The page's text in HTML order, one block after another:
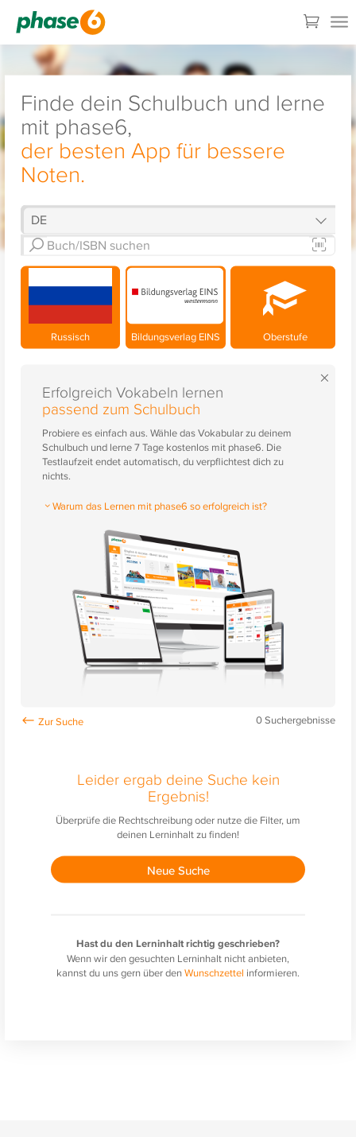
Finde dein Schulbuch und lerne
mit phase6,
der besten App für bessere
Noten.
Russisch Bildungsverlag EINS Oberstufe
×
Erfolgreich Vokabeln lernen
passend zum Schulbuch
Probiere es einfach aus. Wähle das Vokabular zu deinem
Schulbuch und lerne 7 Tage kostenlos mit phase6. Die
Testlaufzeit endet automatisch, du verpflichtest dich zu
nichts.
Warum das Lernen mit phase6 so erfolgreich ist?
0Suchergebnisse
Leider ergab deine Suche kein
Ergebnis!
Überprüfe die Rechtschreibung oder nutze die Filter, um
deinen Lerninhalt zu finden!
Neue Suche
Hast du den Lerninhalt richtig geschrieben?
Wenn wir den gesuchten Lerninhalt nicht anbieten,
kannst du uns gern über denWunschzettel informieren.